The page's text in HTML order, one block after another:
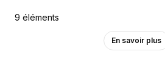
9 éléments
En savoir plus